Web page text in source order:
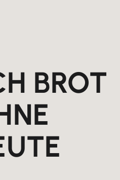
BROT